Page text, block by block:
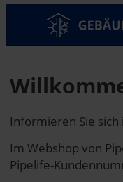
Informieren Sie
Im Webshop von
Pipelife-